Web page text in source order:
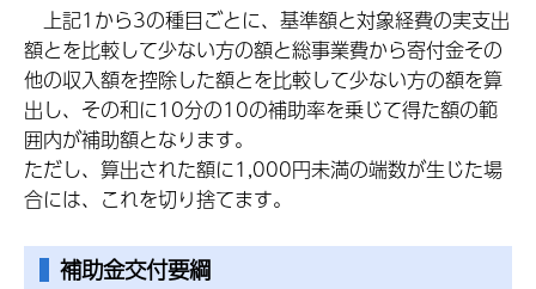
上記1から3の種目ごとに、基準額と対象経費の実支出
額とを比較して少ない方の額と総事業費から寄付金その
他の収入額を控除した額とを比較して少ない方の額を算
出し、その和に10分の10の補助率を乗じて得た額の範
囲内が補助額となります。
ただし、算出された額に1,000円未満の端数が生じた場
合には、これを切り捨てます。
補助金交付要綱